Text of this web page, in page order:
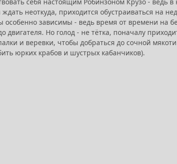
неоткуда, приходится обустраиваться на
зависимы - ведь время от времени на
Но голод - не тётка, поначалу
и веревки, чтобы добраться до сочной
юрких крабов и шустрых кабанчиков).